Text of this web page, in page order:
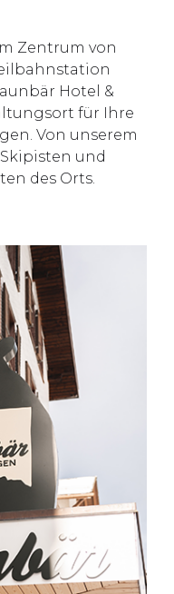
Zentrum von
Hotel &
für Ihre
Von unserem
und
des Orts.